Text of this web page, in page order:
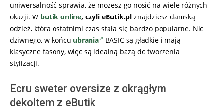
uniwersalność sprawia, że możesz go nosić na wiele różnych
okazji. W butik online, czyli eButik.pl znajdziesz damską
odzież, która ostatnimi czas stała się bardzo popularne. Nic
dziwnego, w końcu ubrania
BASIC są gładkie i mają
klasyczne fasony, więc są idealną bazą do tworzenia
stylizacji.
Ecru sweter oversize z okrągłym
dekoltem z eButik